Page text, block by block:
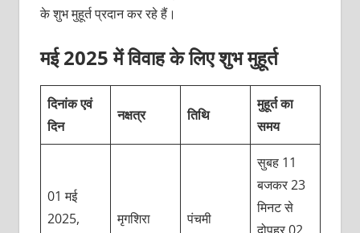
के शुभ मुहूर्त प्रदान कर रहे हैं।
मई 2025 में विवाह के लिए शुभ मुहूर्त
दिनांक एवं
दिन
नक्षत्र तिथि
मुहूर्त का
समय
01 मई
2025,
मृगशिरा पंचमी
सुबह 11
बजकर 23
मिनट से